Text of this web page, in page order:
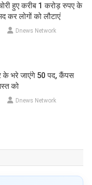
हुए करीब 1 करोड़ रुपए के
कर लोगों को लौटाएं
Dnews Network
के भरे जाएंगे 50 पद, कैंपस
को
Dnews Network